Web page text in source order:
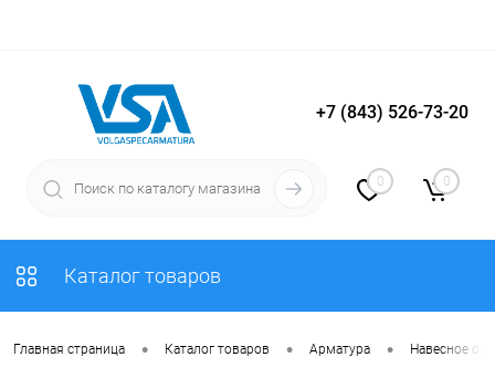
Вход Регистрация
+7 (843) 526-73-20
0 0
Каталог товаров
Главная страница • Каталог товаров • Арматура • Навесное